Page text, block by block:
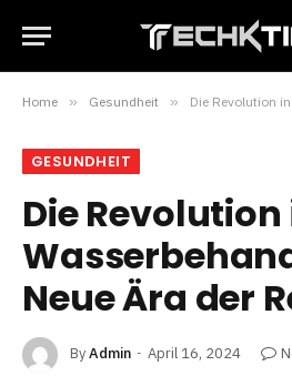
Home » Gesundheit » Die Revolution in der
GESUNDHEIT
Die
Neue Ära der
ByAdmin April 16, 2024